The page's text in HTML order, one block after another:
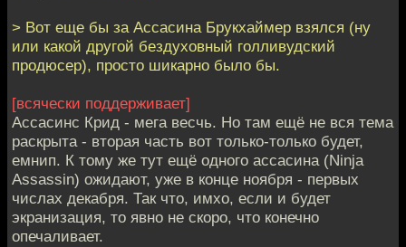
> Вот еще бы за Ассасина Брукхаймер взялся (ну
или какой другой бездуховный голливудский
продюсер), просто шикарно было бы.
[всячески поддерживает]
Ассасинс Крид - мега весчь. Но там ещё не вся тема
раскрыта - вторая часть вот только-только будет,
емнип. К тому же тут ещё одного ассасина (Ninja
Assassin) ожидают, уже в конце ноября - первых
числах декабря. Так что, имхо, если и будет
экранизация, то явно не скоро, что конечно
опечаливает.